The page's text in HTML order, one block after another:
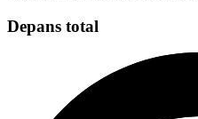
Depans total